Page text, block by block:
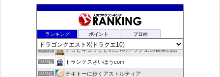
ランキング ポイント ブロ画
咲くやこのはな
1071位 ドラクエ10ラウラの日常とチーム運営ブログ
1072位 デコとギュッとどわこ♪のドラクエ10冒険日記
1073位 トランクスさいほうcom
1074位 テキトーに歩くアストルティア